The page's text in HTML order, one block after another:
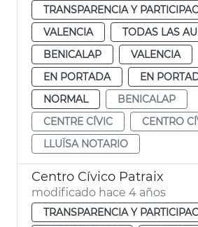
TRANSPARENCIA Y
VALENCIA
TODAS LAS
BENICALAP
VALENCIA
EN PORTADA
EN
NORMAL
BENICALAP
CENTRE CÍVIC
CENTRO
LLUÏSA NOTARIO
Centro Cívico Patraix
modificado hace 4 años
TRANSPARENCIA Y